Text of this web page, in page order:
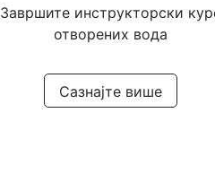
Завршите инструкторски
отворених вода
Сазнајте више